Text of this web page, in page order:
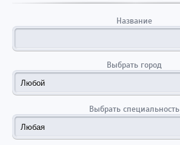
Название
Выбрать город
Выбрать специальность